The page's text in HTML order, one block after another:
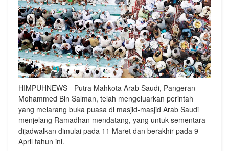
HIMPUHNEWS - Putra Mahkota Arab Saudi, Pangeran
Mohammed Bin Salman, telah mengeluarkan perintah
yang melarang buka puasa di masjid-masjid Arab Saudi
menjelang Ramadhan mendatang, yang untuk sementara
dijadwalkan dimulai pada 11 Maret dan berakhir pada 9
April tahun ini.